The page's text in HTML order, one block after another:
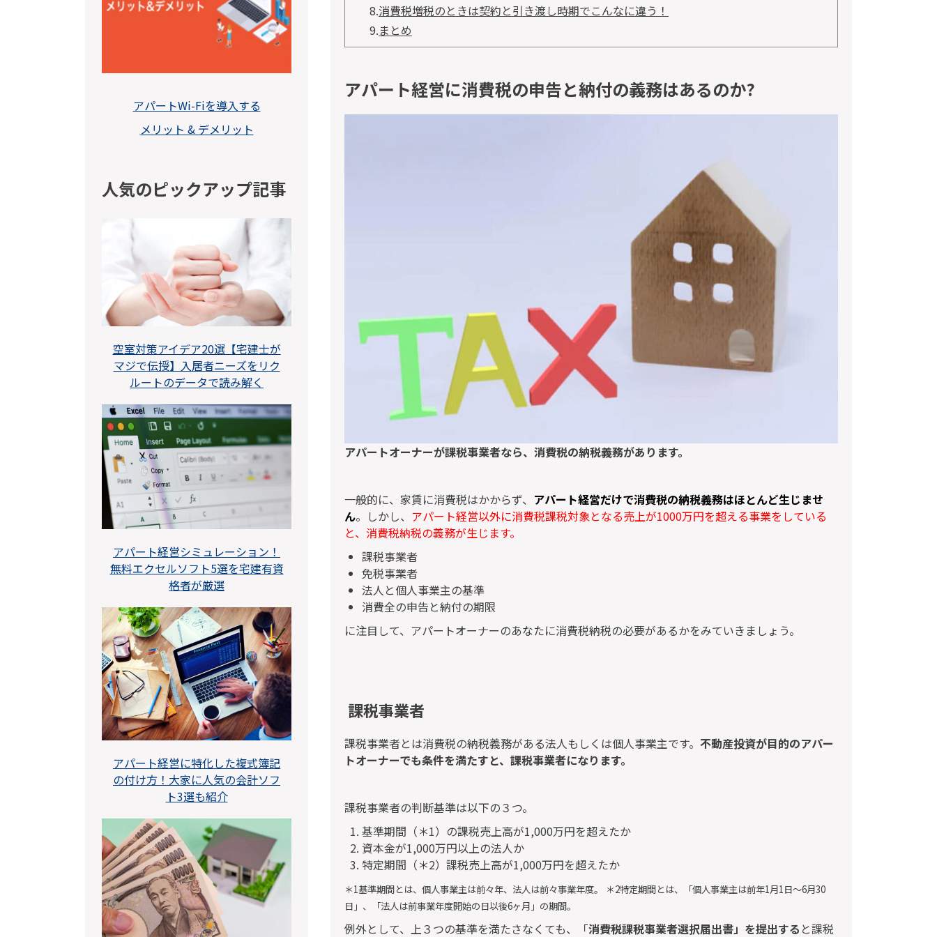
アパートWi-Fiを導入する
メリット & デメリット
人気のピックアップ記事
空室対策アイデア20選【宅建士が
マジで伝授】入居者ニーズをリク
ルートのデータで読み解く
アパート経営シミュレーション！
無料エクセルソフト5選を宅建有資
格者が厳選
アパート経営に特化した複式簿記
の付け方！大家に人気の会計ソフ
ト3選も紹介
8.消費税増税のときは契約と引き渡し時期でこんなに違う！
9.まとめ
アパート経営に消費税の申告と納付の義務はあるのか?
アパートオーナーが課税事業者なら、消費税の納税義務があります。
一般的に、家賃に消費税はかからず、 アパート経営だけで消費税の納税義務はほとんど生じませ
ん。しかし、 アパート経営以外に消費税課税対象となる売上が1000万円を超える事業をしている
と、消費税納税の義務が生じます。
課税事業者
免税事業者
法人と個人事業主の基準
消費全の申告と納付の期限
に注目して、アパートオーナーのあなたに消費税納税の必要があるかをみていきましょう。
課税事業者
課税事業者とは消費税の納税義務がある法人もしくは個人事業主です。 不動産投資が目的のアパー
トオーナーでも条件を満たすと、課税事業者になります。
課税事業者の判断基準は以下の３つ。
基準期間（＊1）の課税売上高が1,000万円を超えたか
資本金が1,000万円以上の法人か
特定期間（＊2）課税売上高が1,000万円を超えたか
＊1基準期間とは、個人事業主は前々年、法人は前々事業年度。
＊2特定期間とは、「個人事業主は前年1月1日～6月30
日」、「法人は前事業年度開始の日以後6ヶ月」の期間。
例外として、上３つの基準を満たさなくても、「消費税課税事業者選択届出書」を提出する と課税